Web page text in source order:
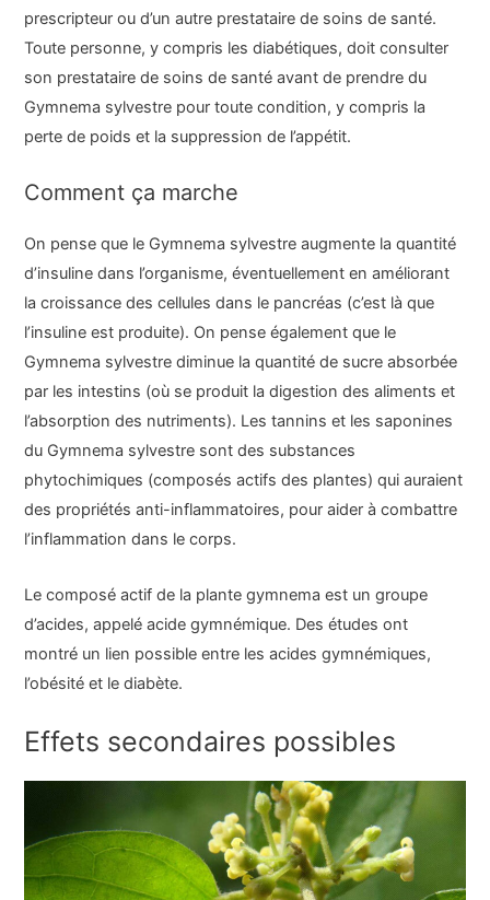
prescripteur ou d’un autre prestataire de soins de santé.
Toute personne, y compris les diabétiques, doit consulter
son prestataire de soins de santé avant de prendre du
Gymnema sylvestre pour toute condition, y compris la
perte de poids et la suppression de l’appétit.
Comment ça marche
On pense que le Gymnema sylvestre augmente la quantité
d’insuline dans l’organisme, éventuellement en améliorant
la croissance des cellules dans le pancréas (c’est là que
l’insuline est produite). On pense également que le
Gymnema sylvestre diminue la quantité de sucre absorbée
par les intestins (où se produit la digestion des aliments et
l’absorption des nutriments). Les tannins et les saponines
du Gymnema sylvestre sont des substances
phytochimiques (composés actifs des plantes) qui auraient
des propriétés anti-inflammatoires, pour aider à combattre
l’inflammation dans le corps.
Le composé actif de la plante gymnema est un groupe
d’acides, appelé acide gymnémique. Des études ont
montré un lien possible entre les acides gymnémiques,
l’obésité et le diabète.
Effets secondaires possibles